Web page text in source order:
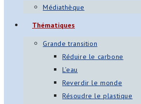
Médiathèque
Thématiques
Grande transition
Réduire le carbone
L’eau
Reverdir le monde
Résoudre le plastique